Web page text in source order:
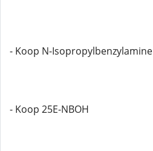
- Koop N-Isopropylbenzylamine
- Koop 25E-NBOH